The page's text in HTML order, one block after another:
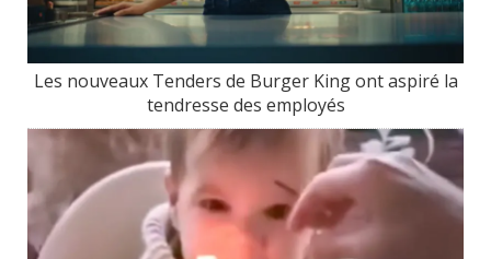
Les nouveaux Tenders de Burger King ont aspiré la
tendresse des employés